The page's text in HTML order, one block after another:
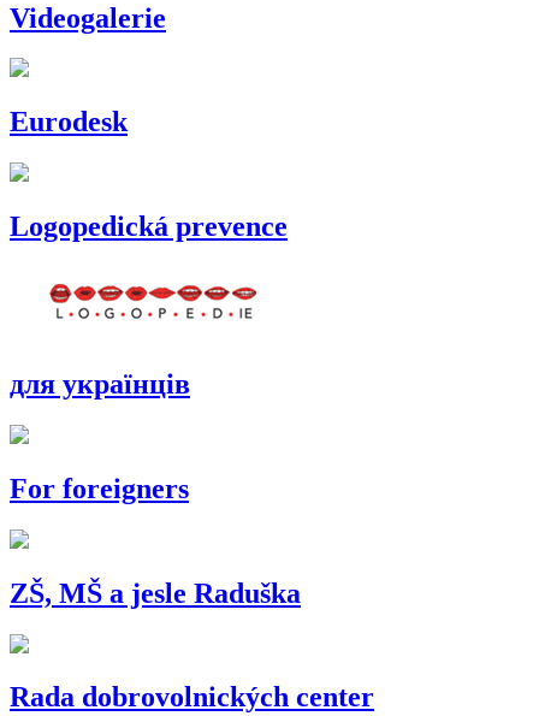
Videogalerie
Eurodesk
Logopedická prevence
для українців
For foreigners
ZŠ, MŠ a jesle Raduška
Rada dobrovolnických center